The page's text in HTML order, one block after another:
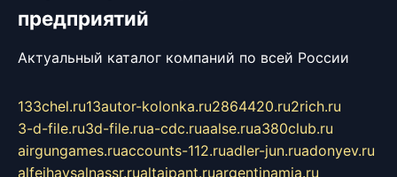
предприятий
Актуальный каталог компаний по всей России
133chel.ru13autor-kolonka.ru2864420.ru2rich.ru
3-d-file.ru3d-file.rua-cdc.ruaalse.rua380club.ru
airgungames.ruaccounts-112.ruadler-jun.ruadonyev.ru
alfeihavsalnassr.rualtaipant.ruargentinamia.ru